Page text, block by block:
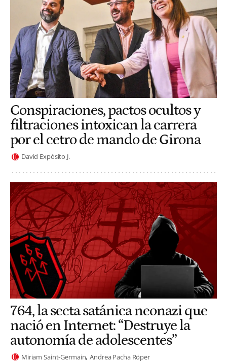
Conspiraciones, pactos ocultos y
filtraciones intoxican la carrera
por el cetro de mando de Girona
David Expósito J.
764, la secta satánica neonazi que
nació en Internet: “Destruye la
autonomía de adolescentes”
Miriam Saint-Germain Andrea Pacha Röper